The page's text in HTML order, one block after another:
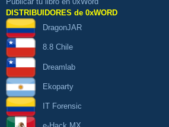
DISTRIBUIDORES de 0xWORD
DragonJAR
8.8 Chile
Dreamlab
Ekoparty
IT Forensic